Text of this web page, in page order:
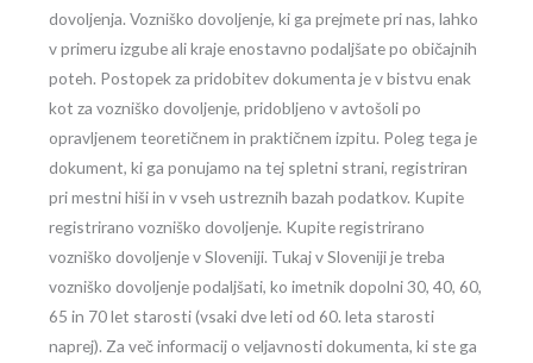
dovoljenja. Vozniško dovoljenje, ki ga prejmete pri nas, lahko
v primeru izgube ali kraje enostavno podaljšate po običajnih
poteh. Postopek za pridobitev dokumenta je v bistvu enak
kot za vozniško dovoljenje, pridobljeno v avtošoli po
opravljenem teoretičnem in praktičnem izpitu. Poleg tega je
dokument, ki ga ponujamo na tej spletni strani, registriran
pri mestni hiši in v vseh ustreznih bazah podatkov. Kupite
registrirano vozniško dovoljenje. Kupite registrirano
vozniško dovoljenje v Sloveniji. Tukaj v Sloveniji je treba
vozniško dovoljenje podaljšati, ko imetnik dopolni 30, 40, 60,
65 in 70 let starosti (vsaki dve leti od 60. leta starosti
naprej). Za več informacij o veljavnosti dokumenta, ki ste ga